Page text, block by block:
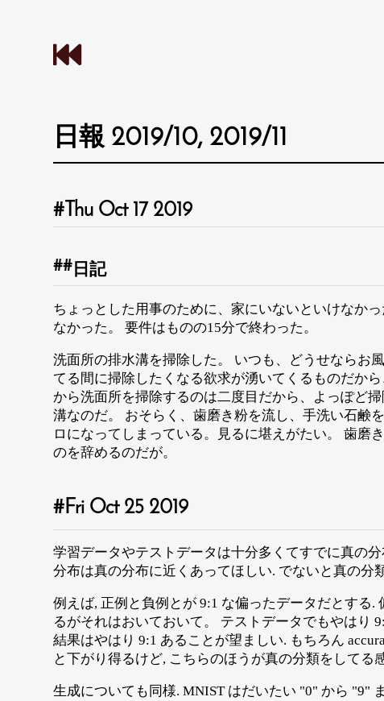
日報 2019/10, 2019/11
Thu Oct 17 2019
日記
ちょっとした用事のために、家にいないといけなか
なかった。 要件はものの15分で終わった。
洗面所の排水溝を掃除した。 いつも、どうせならお
てる間に掃除したくなる欲求が湧いてくるものだか
から洗面所を掃除するのは二度目だから、よっぽど
溝なのだ。 おそらく、歯磨き粉を流し、手洗い石鹸
ロになってしまっている。見るに堪えがたい。 歯磨
のを辞めるのだが。
Fri Oct 25 2019
学習データやテストデータは十分多くてすでに真の
分布は真の分布に近くあってほしい. でないと真の分
例えば, 正例と負例とが 9:1 な偏ったデータだとする
るがそれはおいておいて。 テストデータでもやはり
結果はやはり 9:1 あることが望ましい. もちろん
と下がり得るけど, こちらのほうが真の分類をしてる
生成についても同様. MNIST はだいたい "0" から "9"